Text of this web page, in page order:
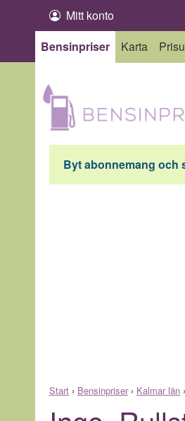
Mitt konto
Bensinpriser
Karta
Byt abonnemang och
Start › Bensinpriser› Kalmar län ›